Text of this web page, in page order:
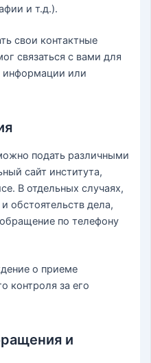
и т.д.).
свои контактные
связаться с вами для
информации или
подать различными
сайт института,
В отдельных случаях,
обстоятельств дела,
по телефону
о приеме
контроля за его
и